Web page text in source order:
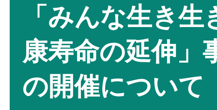
「みんな生き生
康寿命の延伸」
の開催について